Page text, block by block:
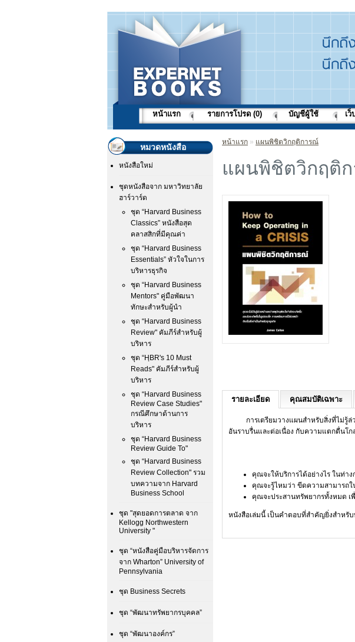
หน้าแรก รายการโปรด (0) บัญชีผู้ใช้ เ
หมวดหนังสือ
หนังสือใหม่
ชุดหนังสือจาก มหาวิทยาลัย
ฮาร์วาร์ด
ชุด “Harvard Business
Classics” หนังสือสุด
คลาสสิกที่มีคุณค่า
ชุด “Harvard Business
Essentials” หัวใจในการ
บริหารธุรกิจ
ชุด “Harvard Business
Mentors" คู่มือพัฒนา
ทักษะสำหรับผู้นำ
ชุด “Harvard Business
Review" คัมภีร์สำหรับผู้
บริหาร
ชุด “HฺBR's 10 Must
Reads" คัมภีร์สำหรับผู้
บริหาร
ชุด “Harvard Business
Review Case Studies"
กรณีศึกษาด้านการ
บริหาร
ชุด “Harvard Business
Review Guide To"
ชุด “Harvard Business
Review Collection" รวม
บทความจาก Harvard
Business School
ชุด "สุดยอดการตลาด จาก
Kellogg Northwestern
University "
ชุด “หนังสือคู่มือบริหารจัดการ
จาก Wharton” University of
Pennsylvania
ชุด Business Secrets
ชุด “พัฒนาทรัพยากรบุคคล”
ชุด “พัฒนาองค์กร”
หน้าแรก » แผนพิชิตวิกฤติการณ์
แผนพิชิตวิกฤติ
รายละเอียด คุณสมบัติเฉพาะ
การเตรียมวางแผนสำหรับสิ่งที่ไม่รู้ล่ว
อันราบรื่นและต่อเนื่อง กับความแตกตื่นโ
คุณจะให้บริการได้อย่างไร ในท่า
คุณจะรู้ไหมว่า ขีดความสามารถใ
คุณจะประสานทรัพยากรทั้งหมด เ
หนังสือเล่มนี้ เป็นคำตอบที่สำคัญยิ่งสำหรั